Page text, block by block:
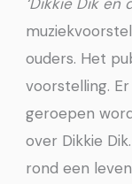
‘Dikkie Dik en
ouders. Het
voorstelling.
geroepen
over Dikkie
rond een